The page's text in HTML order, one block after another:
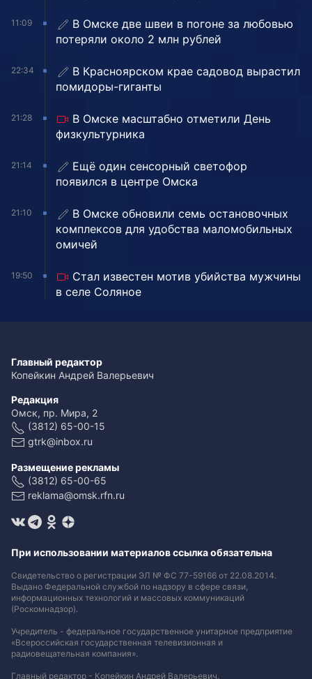
11:09
В Омске две швеи в погоне за любовью
потеряли около 2 млн рублей
22:34
В Красноярском крае садовод вырастил
помидоры-гиганты
21:28
В Омске масштабно отметили День
физкультурника
21:14
Ещё один сенсорный светофор
появился в центре Омска
21:10
В Омске обновили семь остановочных
комплексов для удобства маломобильных
омичей
19:50
Стал известен мотив убийства мужчины
в селе Соляное
Главный редактор
Копейкин Андрей Валерьевич
Редакция
Омск, пр. Мира, 2
(3812) 65-00-15
gtrk@inbox.ru
Размещение рекламы
(3812) 65-00-65
reklama@omsk.rfn.ru
При использовании материалов ссылка обязательна
Свидетельство о регистрации ЭЛ № ФС 77-59166 от 22.08.2014.
Выдано Федеральной службой по надзору в сфере связи,
информационных технологий и массовых коммуникаций
(Роскомнадзор).
Учредитель - федеральное государственное унитарное предприятие
«Всероссийская государственная телевизионная и
радиовещательная компания».
Главный редактор - Копейкин Андрей Валерьевич.